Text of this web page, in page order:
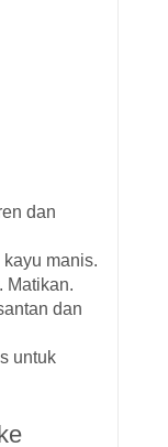
dan
manis.
Matikan.
dan
untuk